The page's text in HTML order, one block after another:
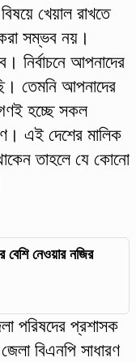
খেয়াল রাখতে
সম্ভব নয়।
নির্বাচনে আপনাদের
তেমনি আপনাদের
হচ্ছে সকল
এই দেশের মালিক
তাহলে যে কোনো
বেশি নেওয়ার নজির
পরিষদের প্রশাসক
বিএনপি সাধারণ